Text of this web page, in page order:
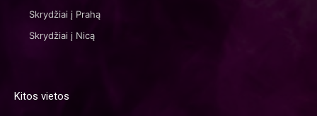
Skrydžiai į Prahą
Skrydžiai į Nicą
Kitos vietos